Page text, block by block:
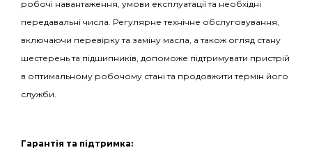
робочі навантаження, умови експлуатації та необхідні
передавальні числа. Регулярне технічне обслуговування,
включаючи перевірку та заміну масла, а також огляд стану
шестерень та підшипників, допоможе підтримувати пристрій
в оптимальному робочому стані та продовжити термін його
служби.
Гарантія та підтримка: